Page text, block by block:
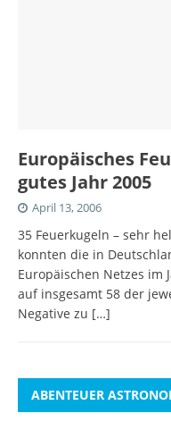
Europäisches
gutes Jahr 2005
April 13, 2006
35 Feuerkugeln – sehr
konnten die in
Europäischen Netzes im
auf insgesamt 58 der
Negative zu […]
ABENTEUER